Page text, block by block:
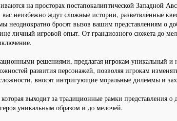
на просторах постапокалиптической Западной
неизбежно ждут сложные истории, разветвлённые
неоднократно бросят вызов вашим представлениям о
личный игровой опыт. От грандиозного сюжета до
решениями, предлагая игрокам уникальный и
развития персонажей, позволяя игрокам
вносят интригующие моральные дилеммы и
выходит за традиционные рамки представления
уникальным образом и до мелочей.